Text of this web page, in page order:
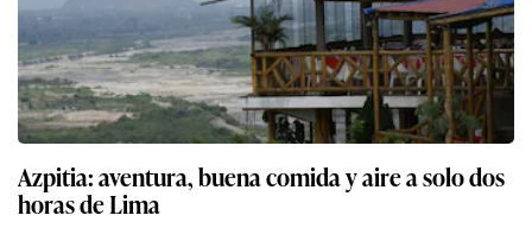
Azpitia: aventura, buena comida y aire a solo dos
horas de Lima